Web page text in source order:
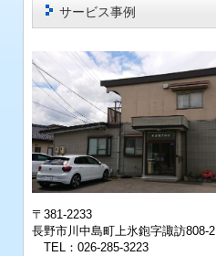
サービス事例
〒381-2233
長野市川中島町上氷鉋字諏訪808-2
TEL：026-285-3223